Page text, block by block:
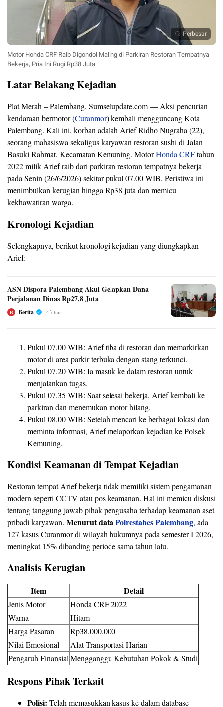
Perbesar
Motor Honda CRF Raib Digondol Maling di Parkiran Restoran Tempatnya
Bekerja, Pria Ini Rugi Rp38 Juta
Latar Belakang Kejadian
Plat Merah – Palembang, Sumselupdate.com — Aksi pencurian
kendaraan bermotor (Curanmor) kembali mengguncang Kota
Palembang. Kali ini, korban adalah Arief Ridho Nugraha (22),
seorang mahasiswa sekaligus karyawan restoran sushi di Jalan
Basuki Rahmat, Kecamatan Kemuning. MotorHonda CRFtahun
2022 milik Arief raib dari parkiran restoran tempatnya bekerja
pada Senin (26/6/2026) sekitar pukul 07.00 WIB. Peristiwa ini
menimbulkan kerugian hingga Rp38 juta dan memicu
kekhawatiran warga.
Kronologi Kejadian
Selengkapnya, berikut kronologi kejadian yang diungkapkan
Arief:
ASN Dispora Palembang Akui Gelapkan Dana
Perjalanan Dinas Rp27,8 Juta
B Berita 43 hari
Pukul 07.00 WIB: Arief tiba di restoran dan memarkirkan
motor di area parkir terbuka dengan stang terkunci.
Pukul 07.20 WIB: Ia masuk ke dalam restoran untuk
menjalankan tugas.
Pukul 07.35 WIB: Saat selesai bekerja, Arief kembali ke
parkiran dan menemukan motor hilang.
Pukul 08.00 WIB: Setelah mencari ke berbagai lokasi dan
meminta informasi, Arief melaporkan kejadian ke Polsek
Kemuning.
Kondisi Keamanan di Tempat Kejadian
Restoran tempat Arief bekerja tidak memiliki sistem pengamanan
modern seperti CCTV atau pos keamanan. Hal ini memicu diskusi
tentang tanggung jawab pihak pengusaha terhadap keamanan aset
pribadi karyawan. Menurut dataPolrestabes Palembang, ada
127 kasus Curanmor di wilayah hukumnya pada semester I 2026,
meningkat 15% dibanding periode sama tahun lalu.
Analisis Kerugian
Item Detail
Jenis Motor
Honda CRF 2022
Warna
Hitam
Harga Pasaran
Rp38.000.000
Nilai Emosional
Alat Transportasi Harian
Pengaruh FinansialMengganggu Kebutuhan Pokok & Studi
Respons Pihak Terkait
Polisi: Telah memasukkan kasus ke dalam database